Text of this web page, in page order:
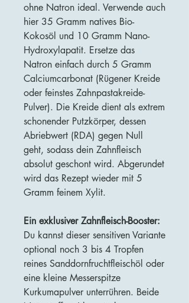
ohne Natron ideal. Verwende auch
hier 35 Gramm natives Bio-
Kokosöl und 10 Gramm Nano-
Hydroxylapatit. Ersetze das
Natron einfach durch 5 Gramm
Calciumcarbonat (Rügener Kreide
oder feinstes Zahnpastakreide-
Pulver). Die Kreide dient als extrem
schonender Putzkörper, dessen
Abriebwert (RDA) gegen Null
geht, sodass dein Zahnfleisch
absolut geschont wird. Abgerundet
wird das Rezept wieder mit 5
Gramm feinem Xylit.
Ein exklusiver Zahnfleisch-Booster:
Du kannst dieser sensitiven Variante
optional noch 3 bis 4 Tropfen
reines Sanddornfruchtfleischöl oder
eine kleine Messerspitze
Kurkumapulver unterrühren. Beide